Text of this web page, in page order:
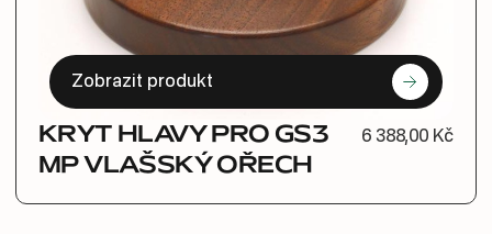
Zobrazit produkt
KRYT HLAVY PRO GS3
MP VLAŠSKÝ OŘECH
6 388,00 Kč